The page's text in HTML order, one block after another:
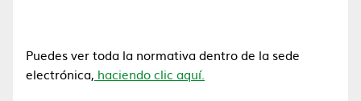
Puedes ver toda la normativa dentro de la sede
electrónica, haciendo clic aquí.